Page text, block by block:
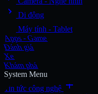
chevron_right Di động
Máy tính - Tablet
Apps - Game
Đánh giá
Xe
Khám phá
System Menu
Tin tức công nghệ add